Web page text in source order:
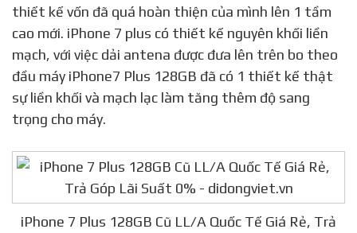
thiết kế vốn đã quá hoàn thiện của mình lên 1 tầm
cao mới. iPhone 7 plus có thiết kế nguyên khối liền
mạch, với việc dải antena được đưa lên trên bo theo
đầu máy iPhone7 Plus 128GB đã có 1 thiết kế thật
sự liền khối và mạch lạc làm tăng thêm độ sang
trọng cho máy.
iPhone 7 Plus 128GB Cũ LL/A Quốc Tế Giá Rẻ, Trả